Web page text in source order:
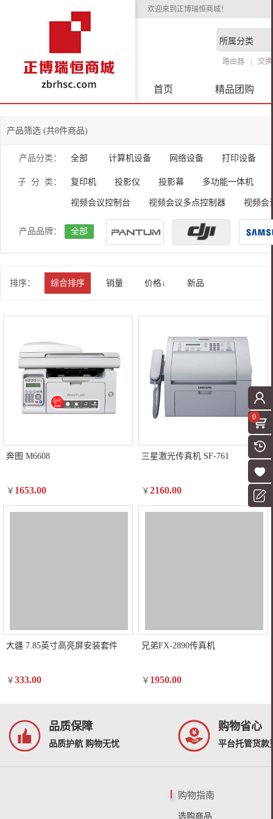
欢迎来到正博瑞恒商城！
路由器 交
首页 精品团购
产品筛选 (共8件商品)
产品分类： 全部 计算机设备 网络设备 打印设备
子 分 类： 复印机 投影仪 投影幕 多功能一体机
视频会议控制台 视频会议多点控制器 视频会
产品品牌： 全部
排序： 综合排序 销量 价格↓ 新品
奔图 M6608
￥ 1653.00
三星激光传真机 SF-761
￥ 2160.00
大疆 7.85英寸高亮屏安装套件
￥ 333.00
兄弟FX-2890传真机
￥ 1950.00
品质保障
品质护航 购物无忧
购物省心
平台托管货款
购物指南
选购商品
0